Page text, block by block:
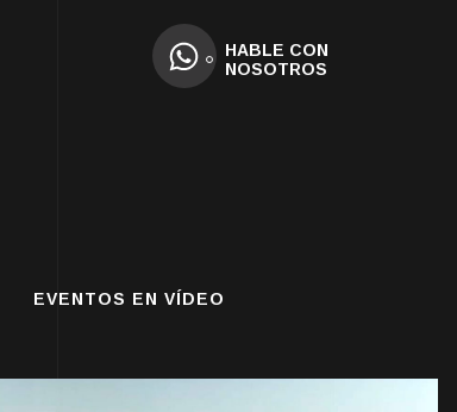
HABLE CON
NOSOTROS
EVENTOS EN VÍDEO